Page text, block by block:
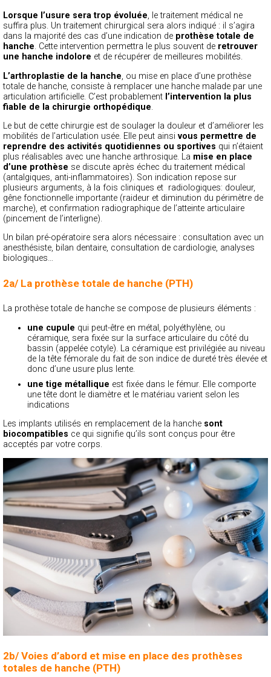
Lorsque l’usure sera trop évoluée, le traitement médical ne
suffira plus. Un traitement chirurgical sera alors indiqué : il s’agira
dans la majorité des cas d’une indication de prothèse totale de
hanche. Cette intervention permettra le plus souvent de retrouver
une hanche indolore et de récupérer de meilleures mobilités.
L’arthroplastie de la hanche, ou mise en place d’une prothèse
totale de hanche, consiste à remplacer une hanche malade par une
articulation artificielle. C’est probablement l’intervention la plus
fiable de la chirurgie orthopédique.
Le but de cette chirurgie est de soulager la douleur et d’améliorer les
mobilités de l’articulation usée. Elle peut ainsi vous permettre de
reprendre des activités quotidiennes ou sportives qui n’étaient
plus réalisables avec une hanche arthrosique. La mise en place
d’une prothèse se discute après échec du traitement médical
(antalgiques, anti-inflammatoires). Son indication repose sur
plusieurs arguments, à la fois cliniques et radiologiques: douleur,
gêne fonctionnelle importante (raideur et diminution du périmètre de
marche), et confirmation radiographique de l’atteinte articulaire
(pincement de l’interligne).
Un bilan pré-opératoire sera alors nécessaire : consultation avec un
anesthésiste, bilan dentaire, consultation de cardiologie, analyses
biologiques…
2a/ La prothèse totale de hanche (PTH)
La prothèse totale de hanche se compose de plusieurs éléments :
une cupule qui peut-être en métal, polyéthylène, ou
céramique, sera fixée sur la surface articulaire du côté du
bassin (appelée cotyle). La céramique est privilégiée au niveau
de la tête fémorale du fait de son indice de dureté très élevée et
donc d’une usure plus lente.
une tige métallique est fixée dans le fémur. Elle comporte
une tête dont le diamètre et le matériau varient selon les
indications
Les implants utilisés en remplacement de la hanche sont
biocompatibles ce qui signifie qu’ils sont conçus pour être
acceptés par votre corps.
2b/ Voies d’abord et mise en place des prothèses
totales de hanche (PTH)